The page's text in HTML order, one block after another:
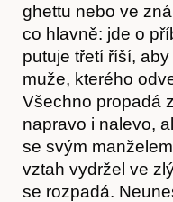
ghettu nebo ve
co hlavně: jde o
putuje třetí říší,
muže, kterého
Všechno propadá
napravo i nalevo,
se svým
vztah vydržel ve
se rozpadá.